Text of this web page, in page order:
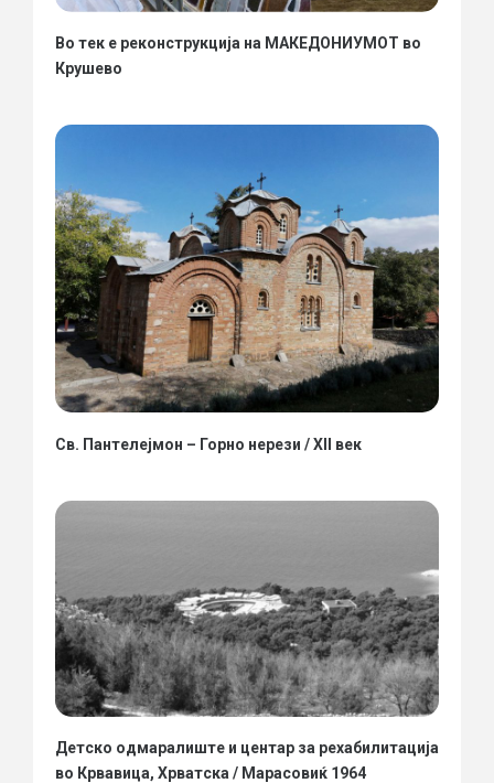
Во тек е реконструкција на МАКЕДОНИУМОТ во
Крушево
Св. Пантелејмон – Горно нерези / XII век
Детско одмаралиште и центар за рехабилитација
во Крвавица, Хрватска / Марасовиќ 1964